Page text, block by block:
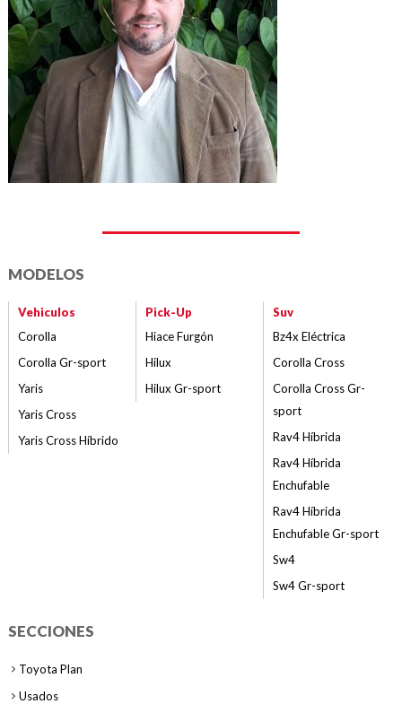
MODELOS
Vehiculos
Corolla
Corolla Gr-sport
Yaris
Yaris Cross
Yaris Cross Híbrido
Pick-Up
Hiace Furgón
Hilux
Hilux Gr-sport
Suv
Bz4x Eléctrica
Corolla Cross
Corolla Cross Gr-
sport
Rav4 Híbrida
Rav4 Híbrida
Enchufable
Rav4 Híbrida
Enchufable Gr-sport
Sw4
Sw4 Gr-sport
SECCIONES
Toyota Plan
Usados